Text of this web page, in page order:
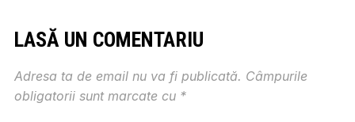
LASĂ UN COMENTARIU
Adresa ta de email nu va fi publicată. Câmpurile
obligatorii sunt marcate cu *